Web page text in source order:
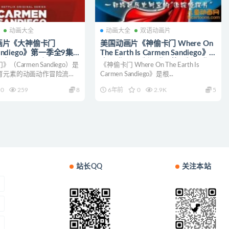
动画大全
《大神偷卡门
》第一季全9集
牙五语五字
14.2G 动画片神偷卡
》（Carmen Sandiego）是
元素的动画动作冒险流媒
259 8
动画大全 双语动画片
美国动画片《神偷卡门 Where On
The Earth Is Carmen Sandiego》
全40集 国语版40集+英语版40集
480P/MP4/16.54GB 动画片神偷
《神偷卡门 Where On The Earth Is
Carmen Sandiego》是根...
6年前 0 2.9K 5
站长QQ 关注本站